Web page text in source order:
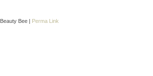
Beauty Bee | Perma Link